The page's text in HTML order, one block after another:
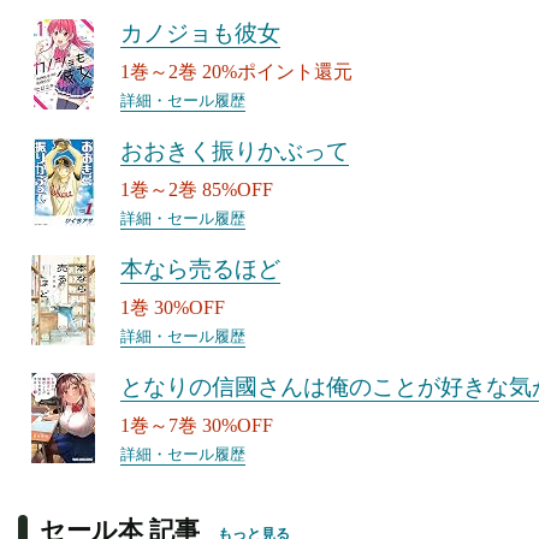
カノジョも彼女
1巻～2巻 20%ポイント還元
詳細・セール履歴
おおきく振りかぶって
1巻～2巻 85%OFF
詳細・セール履歴
本なら売るほど
1巻 30%OFF
詳細・セール履歴
となりの信國さんは俺のことが好きな気
1巻～7巻 30%OFF
詳細・セール履歴
セール本 記事 もっと見る